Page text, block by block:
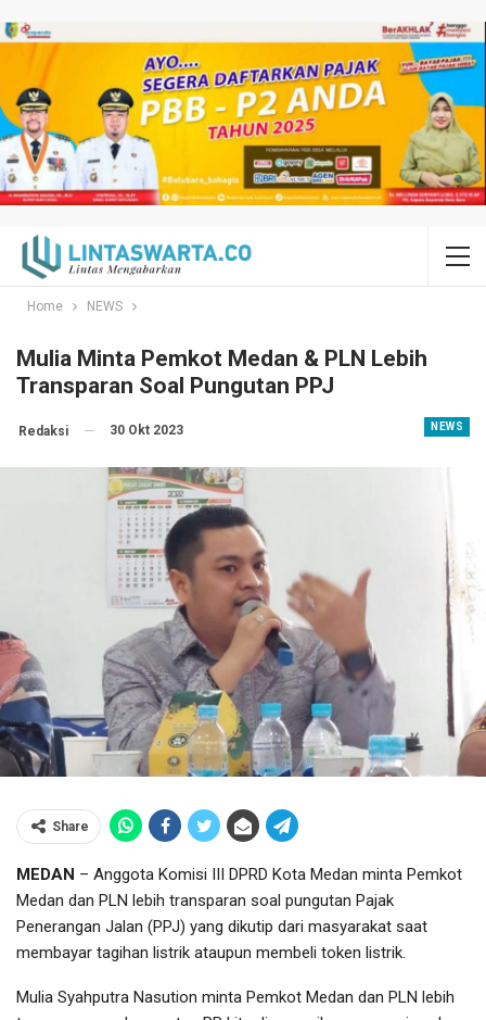
Home NEWS
Mulia Minta Pemkot Medan & PLN Lebih
Transparan Soal Pungutan PPJ
NEWS
Redaksi 30 Okt 2023
Share
MEDAN – Anggota Komisi III DPRD Kota Medan minta Pemkot
Medan dan PLN lebih transparan soal pungutan Pajak
Penerangan Jalan (PPJ) yang dikutip dari masyarakat saat
membayar tagihan listrik ataupun membeli token listrik.
Mulia Syahputra Nasution minta Pemkot Medan dan PLN lebih